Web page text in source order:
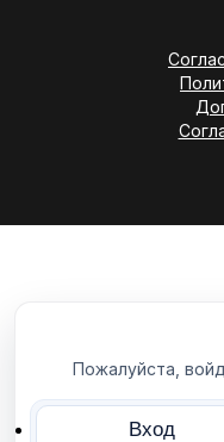
Пожалуйста,
Вход